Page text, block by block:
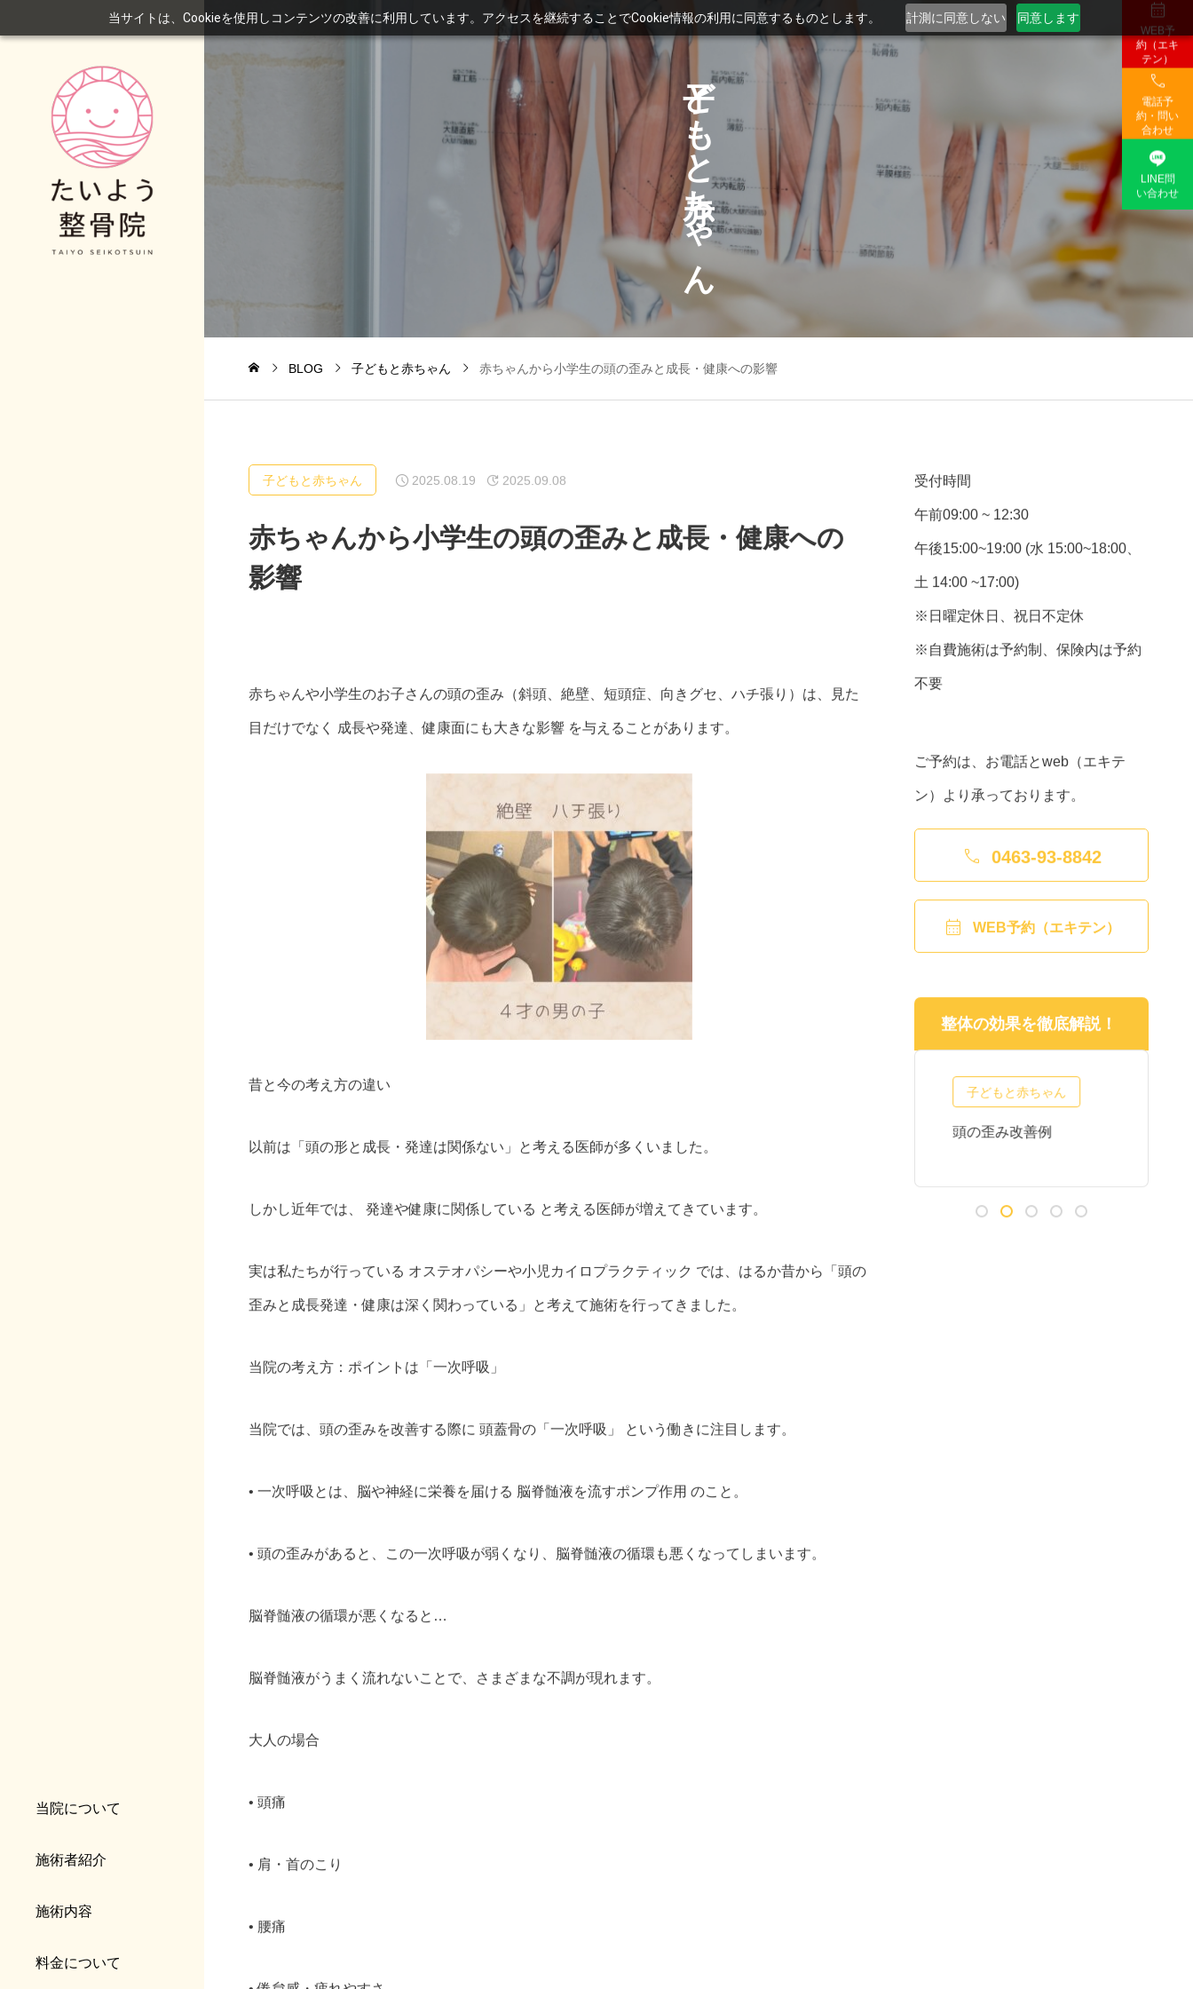
当サイトは、Cookieを使用しコンテンツの改善に利用しています。アクセスを継続することでCookie情報の利用に同意するものとします。 計測に同意しない 同意します
当院について
施術者紹介
施術内容
料金について

WEB予
約（エキ
テン）

電話予
約・問い
合わせ

LINE問
い合わせ
ど
も
と
ち
ゃ
ん
BLOG 子どもと赤ちゃん 赤ちゃんから小学生の頭の歪みと成長・健康への影響
子どもと赤ちゃん 2025.08.19 2025.09.08
赤ちゃんから小学生の頭の歪みと成長・健康への
影響
赤ちゃんや小学生のお子さんの頭の歪み（斜頭、絶壁、短頭症、向きグセ、ハチ張り）は、見た
目だけでなく 成長や発達、健康面にも大きな影響 を与えることがあります。
昔と今の考え方の違い
以前は「頭の形と成長・発達は関係ない」と考える医師が多くいました。
しかし近年では、 発達や健康に関係している と考える医師が増えてきています。
実は私たちが行っている オステオパシーや小児カイロプラクティック では、はるか昔から「頭の
歪みと成長発達・健康は深く関わっている」と考えて施術を行ってきました。
当院の考え方：ポイントは「一次呼吸」
当院では、頭の歪みを改善する際に 頭蓋骨の「一次呼吸」 という働きに注目します。
• 一次呼吸とは、脳や神経に栄養を届ける 脳脊髄液を流すポンプ作用 のこと。
• 頭の歪みがあると、この一次呼吸が弱くなり、脳脊髄液の循環も悪くなってしまいます。
脳脊髄液の循環が悪くなると…
脳脊髄液がうまく流れないことで、さまざまな不調が現れます。
大人の場合
• 頭痛
• 肩・首のこり
• 腰痛
受付時間
午前09:00 ~ 12:30
午後15:00~19:00 (水 15:00~18:00、
土 14:00 ~17:00)
※日曜定休日、祝日不定休
※自費施術は予約制、保険内は予約
不要
ご予約は、お電話とweb（エキテ
ン）より承っております。
 0463-93-8842
 WEB予約（エキテン）
整体の効果を徹底解説！
調でよくある質問
子どもと赤ちゃん
頭の歪み改善例